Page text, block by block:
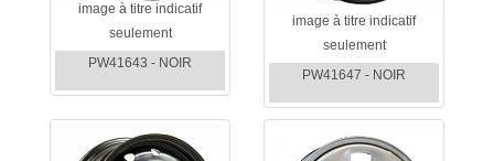
image à titre indicatif
seulement
PW41643 - NOIR
image à titre indicatif
seulement
PW41647 - NOIR